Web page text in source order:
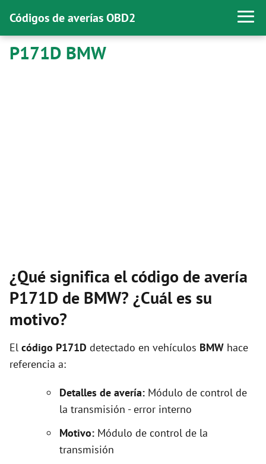
Códigos de averías OBD2
P171D BMW
¿Qué significa el código de avería
P171D de BMW? ¿Cuál es su
motivo?
El código P171D detectado en vehículos BMW hace
referencia a:
Detalles de avería: Módulo de control de
la transmisión - error interno
Motivo: Módulo de control de la
transmisión